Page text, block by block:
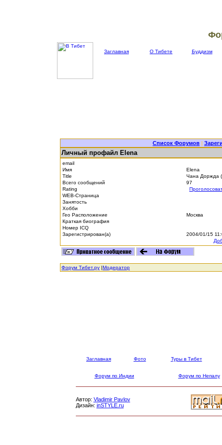
Заглавная О Тибете Буддизм
Список Форумов |
Личный профайл Elena
email
Имя
Elena
Title
Чана Доржда
Всего сообщений
97
Rating
WEB-Страница
Занятость
Хобби
Гео Расположение
Москва
Краткая биография
Номер ICQ
Зарегистрирован(а)
2004/01/15
Форум Тибет.ру |Модератор
Заглавная Фото Туры в Тибет
Форум по Индии Форум по Непалу
Автор: Vladimir Pavlov
Дизайн: inSTYLE.ru